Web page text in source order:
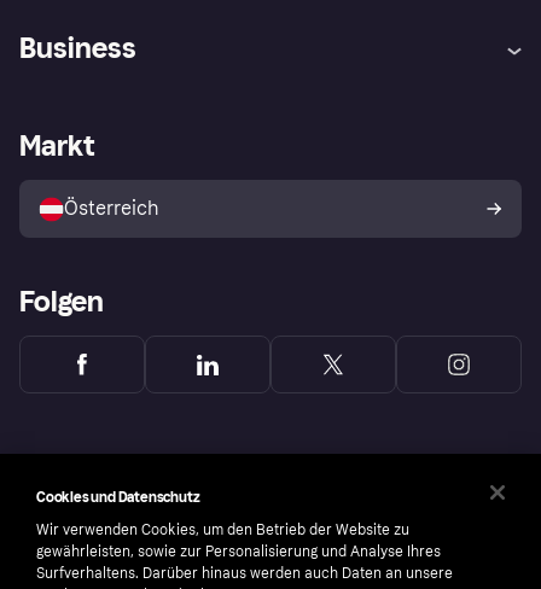
Shops entdecken
Business
Händlerportal
Markt
Österreich
Folgen
Cookies und Datenschutz
Wir verwenden Cookies, um den Betrieb der Website zu
gewährleisten, sowie zur Personalisierung und Analyse Ihres
Surfverhaltens. Darüber hinaus werden auch Daten an unsere